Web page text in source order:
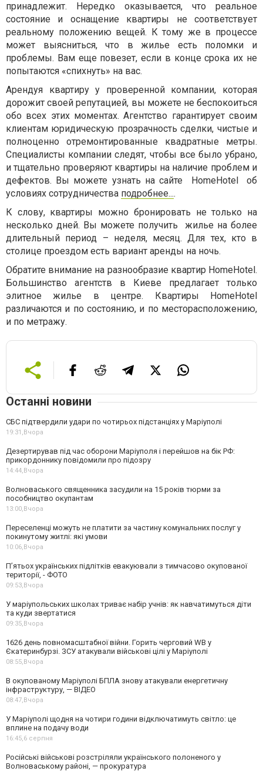
принадлежит. Нередко оказывается, что реальное
состояние и оснащение квартиры не соответствует
реальному положению вещей. К тому же в процессе
может выясниться, что в жилье есть поломки и
проблемы. Вам еще повезет, если в конце срока их не
попытаются «спихнуть» на вас.
Арендуя квартиру у проверенной компании, которая
дорожит своей репутацией, вы можете не беспокоиться
обо всех этих моментах. Агентство гарантирует своим
клиентам юридическую прозрачность сделки, чистые и
полноценно отремонтированные квадратные метры.
Специалисты компании следят, чтобы все было убрано,
и тщательно проверяют квартиры на наличие проблем и
дефектов. Вы можете узнать на сайте HomeHotel об
условиях сотрудничества подробнее....
К слову, квартиры можно бронировать не только на
несколько дней. Вы можете получить жилье на более
длительный период – неделя, месяц. Для тех, кто в
столице проездом есть вариант аренды на ночь.
Обратите внимание на разнообразие квартир HomeHotel.
Большинство агентств в Киеве предлагает только
элитное жилье в центре. Квартиры HomeHotel
различаются и по состоянию, и по месторасположению,
и по метражу.
Останні новини
СБС підтвердили удари по чотирьох підстанціях у Маріуполі
19:31,Вчора
Дезертирував під час оборони Маріуполя і перейшов на бік РФ:
прикордоннику повідомили про підозру
14:44,Вчора
Волноваського священника засудили на 15 років тюрми за
пособництво окупантам
13:00,Вчора
Переселенці можуть не платити за частину комунальних послуг у
покинутому житлі: які умови
10:06,Вчора
П’ятьох українських підлітків евакуювали з тимчасово окупованої
території, - ФОТО
09:53,Вчора
У маріупольських школах триває набір учнів: як навчатимуться діти
та куди звертатися
09:35,Вчора
1626 день повномасштабної війни. Горить черговий WB у
Єкатеринбурзі. ЗСУ атакували військові цілі у Маріуполі
08:55,Вчора
В окупованому Маріуполі БПЛА знову атакували енергетичну
інфраструктуру, — ВІДЕО
08:47,Вчора
У Маріуполі щодня на чотири години відключатимуть світло: це
вплине на подачу води
16:45,6 серпня
Російські військові розстріляли українського полоненого у
Волноваському районі, — прокуратура